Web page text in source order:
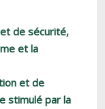
de sécurité,
et la
et de
stimulé par la